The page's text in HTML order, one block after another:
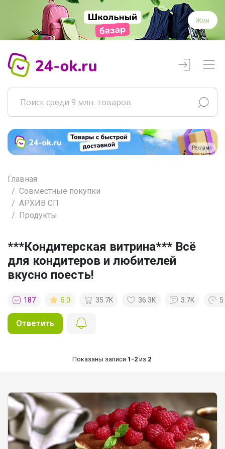
Жми
Реклама
Главная
Совместные покупки
АРХИВ СП
Продукты
***Кондитерская витрина*** Всё
для кондитеров и любителей
вкусно поесть!
187 5.0 35.7K 36.3K 3.7K 5
Ответить
Показаны записи 1-2 из 2